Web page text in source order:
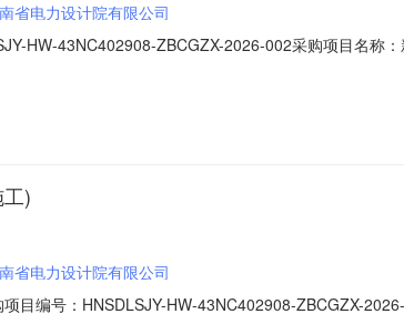
省电力设计院有限公司
HW-43NC402908-ZBCGZX-2026-002采购项目名称：
能源建设集团湖南省电力设计院有限公司需用单位：新
至2026-04-06项目概况：新疆锦龙神雾煤电机组改造
)
省电力设计院有限公司
目编号：HNSDLSJY-HW-43NC402908-ZBCGZX-